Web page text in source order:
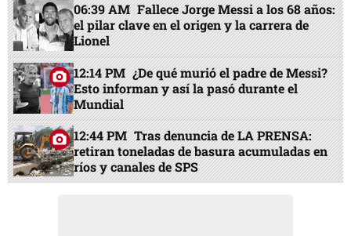
06:39 AM Fallece Jorge Messi a los 68 años:
el pilar clave en el origen y la carrera de
Lionel
12:14 PM ¿De qué murió el padre de Messi?
Esto informan y así la pasó durante el
Mundial
12:44 PM Tras denuncia de LA PRENSA:
retiran toneladas de basura acumuladas en
ríos y canales de SPS